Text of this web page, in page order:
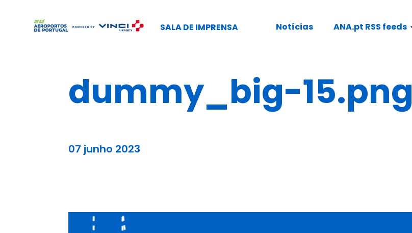
SALA DE IMPRENSA Notícias ANA.pt RSS feeds
dummy_big-15.png
07 junho 2023